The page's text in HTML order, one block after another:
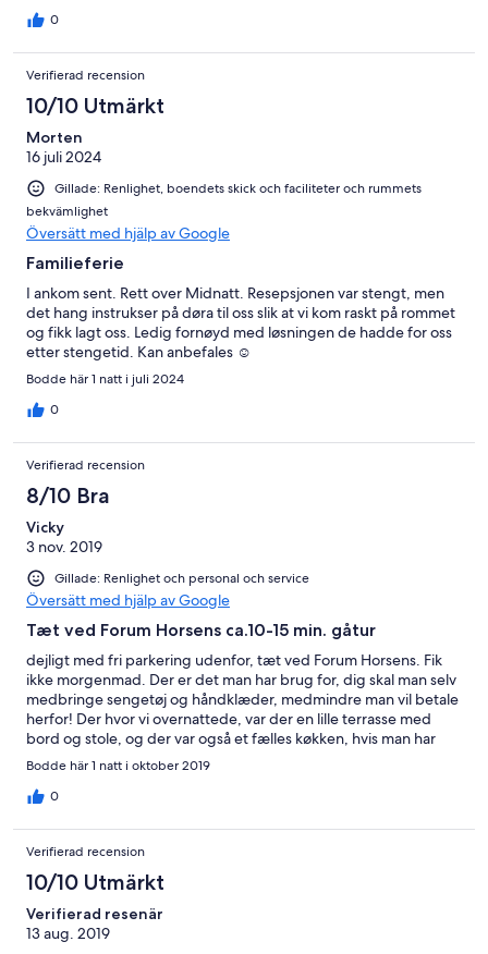
0
Verifierad recension
10/10 Utmärkt
Morten
16 juli 2024
Gillade: Renlighet, boendets skick och faciliteter och rummets
bekvämlighet
Översätt med hjälp av Google
Familieferie
I ankom sent. Rett over Midnatt. Resepsjonen var stengt, men
det hang instrukser på døra til oss slik at vi kom raskt på rommet
og fikk lagt oss. Ledig fornøyd med løsningen de hadde for oss
etter stengetid. Kan anbefales ☺️
Bodde här 1 natt i juli 2024
0
Verifierad recension
8/10 Bra
Vicky
3 nov. 2019
Gillade: Renlighet och personal och service
Översätt med hjälp av Google
Tæt ved Forum Horsens ca.10-15 min. gåtur
dejligt med fri parkering udenfor, tæt ved Forum Horsens. Fik
ikke morgenmad. Der er det man har brug for, dig skal man selv
medbringe sengetøj og håndklæder, medmindre man vil betale
herfor! Der hvor vi overnattede, var der en lille terrasse med
bord og stole, og der var også et fælles køkken, hvis man har
brug for det!
Bodde här 1 natt i oktober 2019
0
Verifierad recension
10/10 Utmärkt
Verifierad resenär
13 aug. 2019